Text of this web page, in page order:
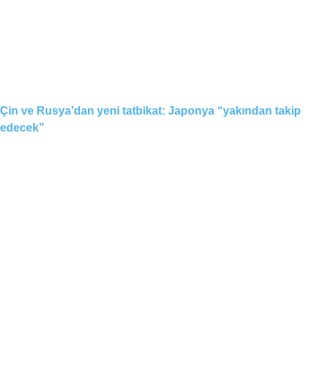
Çin ve Rusya’dan yeni tatbikat: Japonya “yakından takip
edecek”